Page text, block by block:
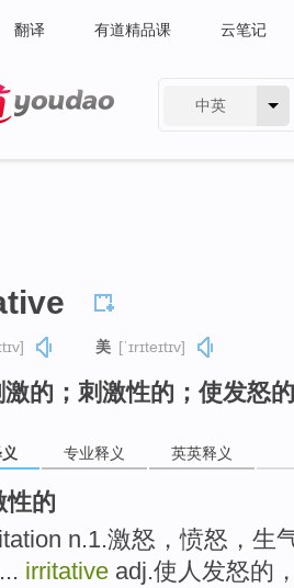
翻译 有道精品课 云笔记
中英
美 [ˈɪrɪteɪtɪv]
的；刺激性的；使发怒的
专业释义 英英释义
性的
n.1.激怒，愤怒，生
irritative adj.使人发怒的